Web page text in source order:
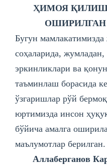
ҲИМОЯ
Бугун
соҳаларида,
эркинликлари ва
таъминлаш борасида
ўзгаришлар рўй
юртимизда инсон
бўйича амалга
маълумотлар берилган.
Аллаберганов